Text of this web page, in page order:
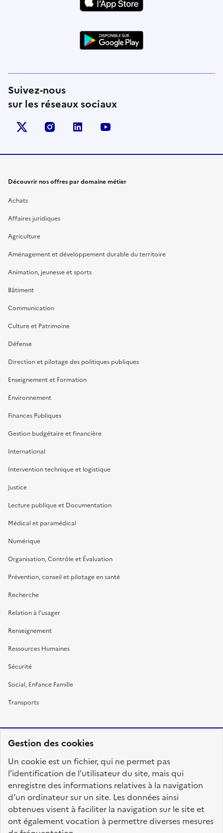
Gestion des cookies
Un cookie est un fichier, qui ne permet pas
l’identification de l’utilisateur du site, mais qui
enregistre des informations relatives à la navigation
d’un ordinateur sur un site. Les données ainsi
obtenues visent à faciliter la navigation sur le site et
ont également vocation à permettre diverses mesures
Suivez-nous
sur les réseaux sociaux
X (anciennement Twitter)
instagramlinkedin
Découvrir nos offres par domaine métier
Achats
Affaires juridiques
Agriculture
Aménagement et développement durable du territoire
Animation, jeunesse et sports
Bâtiment
Communication
Culture et Patrimoine
Défense
Direction et pilotage des politiques publiques
Enseignement et Formation
Environnement
Finances Publiques
Gestion budgétaire et financière
International
Intervention technique et logistique
Justice
Lecture publique et Documentation
Médical et paramédical
Numérique
Organisation, Contrôle et Évaluation
Prévention, conseil et pilotage en santé
Recherche
Relation à l’usager
Renseignement
Ressources Humaines
Sécurité
Social, Enfance Famille
Transports
FRANÇAISE
fonction-publique.gouv.fr
legifrance.gouv.fr